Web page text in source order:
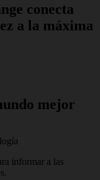
conecta
a la máxima
mejor
informar a las